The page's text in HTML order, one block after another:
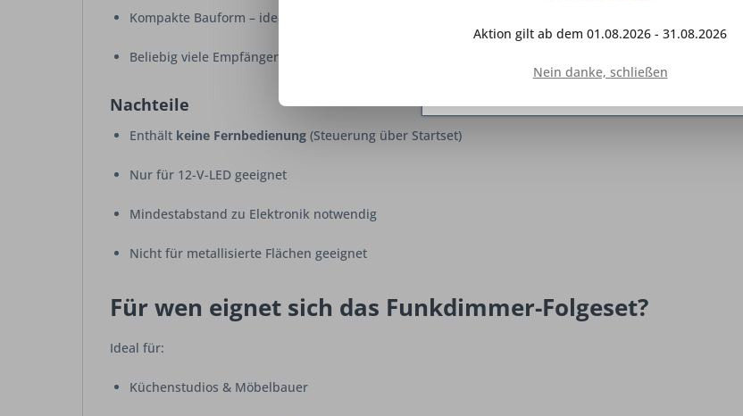
Kompakte Bauform – ideal für Möbel und Küchen
Beliebig viele Empfänger im System kombinierbar
Nachteile
Enthält keine Fernbedienung (Steuerung über Startset)
Nur für 12-V-LED geeignet
Mindestabstand zu Elektronik notwendig
Nicht für metallisierte Flächen geeignet
Für wen eignet sich das Funkdimmer-Folgeset?
Ideal für:
Küchenstudios & Möbelbauer
Aktion gilt ab dem 01.08.2026 - 31.08.2026
Nein danke, schließen
Ihrer Zustimmung gesetzt.Mehr Informationen
Konfigurieren Alle akzeptieren